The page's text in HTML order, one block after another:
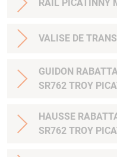
RAIL PICATINNY
VALISE DE
GUIDON
SR762 TROY
HAUSSE
SR762 TROY